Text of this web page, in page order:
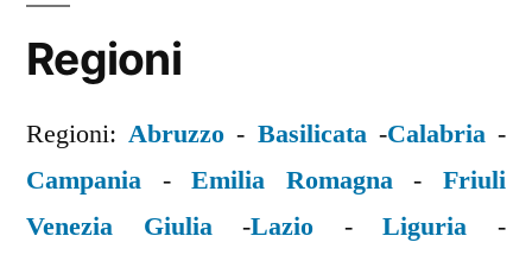
Regioni
Regioni:Abruzzo - Basilicata-Calabria-
Campania -Emilia Romagna-Friuli
Venezia Giulia-Lazio -Liguria -